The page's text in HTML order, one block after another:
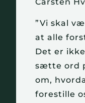
”Vi skal
at alle
Det er
sætte ord
om,
forestille